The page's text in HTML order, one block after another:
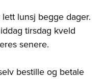
lunsj begge dager.
tirsdag kveld
senere.
bestille og betale